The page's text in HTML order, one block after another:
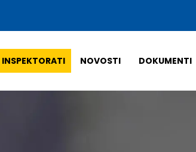
INSPEKTORATI NOVOSTI DOKUMENTI